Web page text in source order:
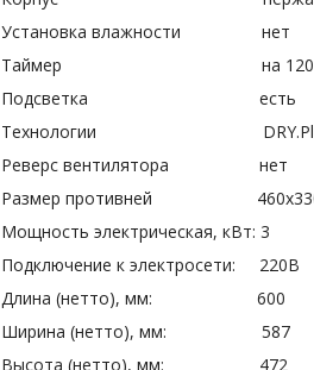
Установка влажности нет
Таймер на 120
Подсветка есть
Технологии DRY.Plus,
Реверс вентилятора нет
Размер противней
Мощность электрическая, кВт: 3
Подключение к электросети: 220В
Длина (нетто), мм: 600
Ширина (нетто), мм: 587
Высота (нетто), мм: 472